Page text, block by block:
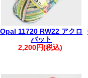
地震の影響で
最新の配送
Opal 11720 RW22 アクロ
バット
2,200円(税込)